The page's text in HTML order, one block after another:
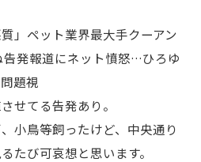
」ペット業界最大手クーアン
告発報道にネット憤怒…ひろゆ
題視
せてる告発あり。
小鳥等飼ったけど、中央通り
たび可哀想と思います。